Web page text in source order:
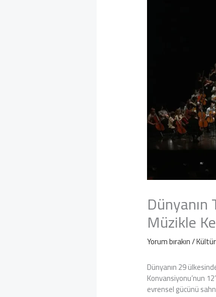
Müzikle
Yorum bırakın/
Dünyanın 29
Konvansiyonu’nun
evrensel gücünü